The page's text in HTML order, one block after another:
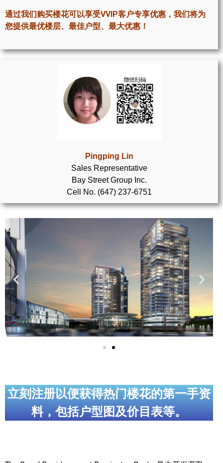
密西沙加楼花项目
奥克维尔社区介绍
列治文山楼花项目
新居民
实用链接
大多伦多教育网站
大多伦多医疗机构
加拿大银行贷款机构
大多伦多交通网络
走近加拿大
为什么移民加拿大
通过我们购买楼花可以享受VVIP客户专享优惠，我们将为
您提供最优楼层、最佳户型、最大优惠！
Pingping Lin
Sales Representative
Bay Street Group Inc.
Cell No. (647) 237-6751
立刻注册以便获得热门楼花的第一手资
料，包括户型图及价目表等。